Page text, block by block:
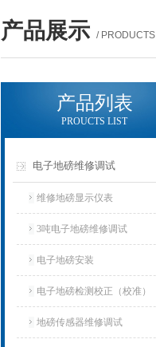
产品展示 / PRODUCTS
产品列表
PROUCTS LIST
电子地磅维修调试
维修地磅显示仪表
3吨电子地磅维修调试
电子地磅安装
电子地磅检测校正（校准）
地磅传感器维修调试